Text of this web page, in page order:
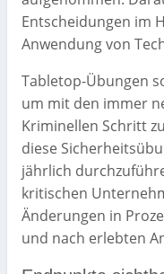
Entscheidungen im
Anwendung von
Tabletop-Übungen
um mit den immer
Kriminellen Schritt
diese
jährlich
kritischen
Änderungen in
und nach erlebten